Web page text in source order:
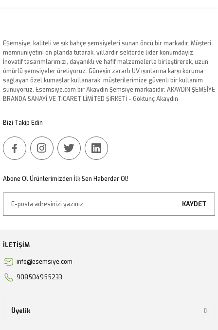
EŞemsiye, kaliteli ve şık bahçe şemsiyeleri sunan öncü bir markadır. Müşteri
memnuniyetini ön planda tutarak, yıllardır sektörde lider konumdayız.
İnovatif tasarımlarımızı, dayanıklı ve hafif malzemelerle birleştirerek, uzun
ömürlü şemsiyeler üretiyoruz. Güneşin zararlı UV ışınlarına karşı koruma
sağlayan özel kumaşlar kullanarak, müşterilerimize güvenli bir kullanım
sunuyoruz. Esemsiye.com bir Akaydın Şemsiye markasıdır. AKAYDIN ŞEMSİYE
BRANDA SANAYİ VE TİCARET LİMİTED ŞİRKETİ - Göktunç Akaydın
Bizi Takip Edin
Abone Ol Ürünlerimizden İlk Sen Haberdar Ol!
KAYDET
İLETİŞİM
info@esemsiye.com
908504955233
Üyelik